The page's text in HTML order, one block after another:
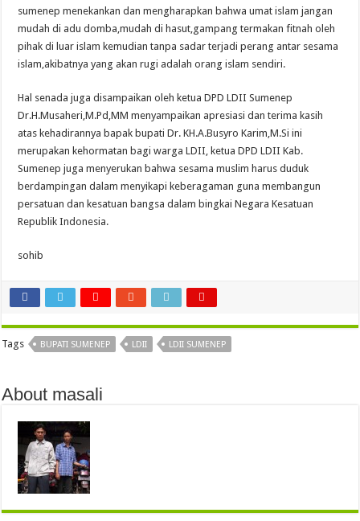
sumenep menekankan dan mengharapkan bahwa umat islam jangan
mudah di adu domba,mudah di hasut,gampang termakan fitnah oleh
pihak di luar islam kemudian tanpa sadar terjadi perang antar sesama
islam,akibatnya yang akan rugi adalah orang islam sendiri.
Hal senada juga disampaikan oleh ketua DPD LDII Sumenep
Dr.H.Musaheri,M.Pd,MM menyampaikan apresiasi dan terima kasih
atas kehadirannya bapak bupati Dr. KH.A.Busyro Karim,M.Si ini
merupakan kehormatan bagi warga LDII, ketua DPD LDII Kab.
Sumenep juga menyerukan bahwa sesama muslim harus duduk
berdampingan dalam menyikapi keberagaman guna membangun
persatuan dan kesatuan bangsa dalam bingkai Negara Kesatuan
Republik Indonesia.
sohib
Tags BUPATI SUMENEP LDII LDII SUMENEP
About masali